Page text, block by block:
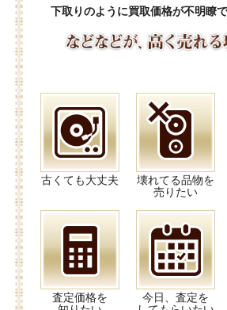
下取りのように買取価格が不明瞭で
古くても大丈夫
壊れてる品物を
売りたい
査定価格を
今日、査定を